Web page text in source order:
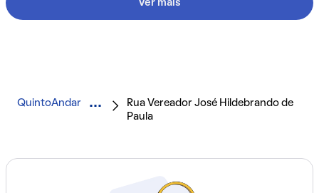
Ver mais
QuintoAndar
Rua Vereador José Hildebrando de
Paula